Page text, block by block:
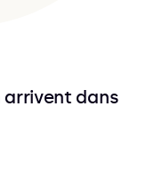
dans